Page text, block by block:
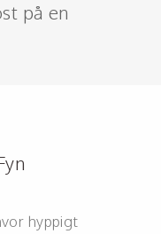
på en
hyppigt